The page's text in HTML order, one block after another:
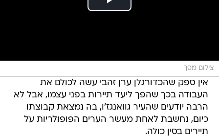
צילום מסך
אין ספק שהכדורגלן ערן זהבי עשה לכולם את
העבודה בכך שהפך ליעד תיירות בפני עצמו, אבל לא
הרבה יודעים שהעיר גוואנגז'ו, בה נמצאת קבוצתו
כיום, נחשבת לאחת מעשר הערים הפופולריות על
תיירים בסין כולה.